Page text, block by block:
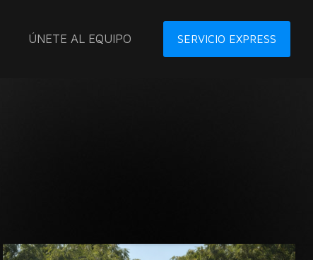
ÚNETE AL EQUIPO SERVICIO EXPRESS